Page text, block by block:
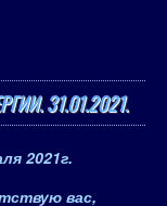
31.01.2021.
2021г.
вас,